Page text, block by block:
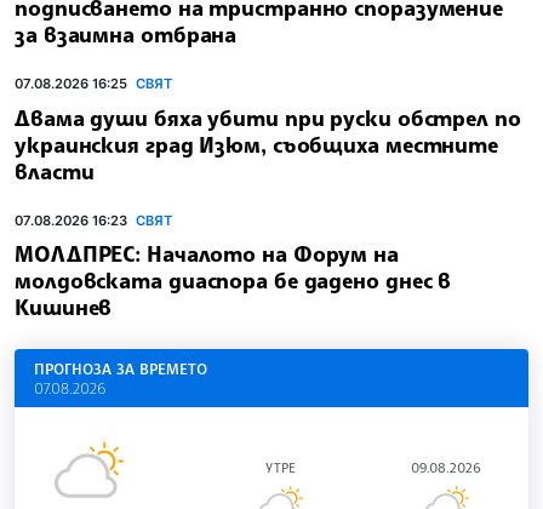
подписването на тристранно споразумение
за взаимна отбрана
07.08.2026 16:25 СВЯТ
Двама души бяха убити при руски обстрeл по
украинския град Изюм, съобщиха местните
власти
07.08.2026 16:23 СВЯТ
МОЛДПРЕС: Началото на Форум на
молдовската диаспора бе дадено днес в
Кишинев
ПРОГНОЗА ЗА ВРЕМЕТО
07.08.2026
УТРЕ 09.08.2026